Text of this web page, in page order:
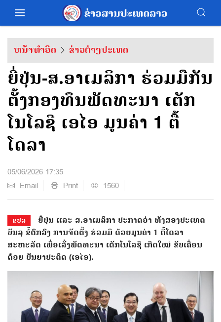
ຫນ້າທຳອິດ ຂ່າວຕ່າງປະເທດ
ຍີ່ປຸ່ນ-ສ.ອາເມລິກາ ຮ່ວມມືກັນ
ຕັ້ງກອງທຶນພັດທະນາ ເຕັກ
ໂນໂລຊີ ເອໄອ ມູນຄ່າ 1 ຕື້
ໂດລາ
05/06/2026 17:35
Email
Print 1560
ຂປລ
ຍີ່ປຸ່ນ ແລະ ສ.ອາເມລິກາ ປະກາດວ່າ ທັງສອງປະເທດ
ບັນລຸ ຂໍ້ຕົກລົງ ການຈັດຕັ້ງ ຮ່ວມມື ດ້ວຍມູນຄ່າ 1 ຕື້ໂດລາ
ສະຫະລັດ ເພື່ອເລັ່ງພັດທະນາ ເຕັກໂນໂລຊີ ເກີດໃໝ່ ຂັບເຄື່ອນ
ດ້ວຍ ປັນຍາປະດິດ (ເອໄອ).